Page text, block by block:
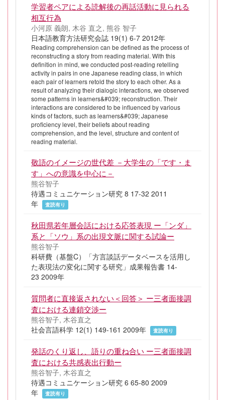
学習者ペアによる読解後の再話活動に見られる
相互行為
小河原 義朗, 木谷 直之, 熊谷 智子
日本語教育方法研究会誌 19(1) 6-7 2012年
Reading comprehension can be defined as the process of
reconstructing a story from reading material. With this
definition in mind, we conducted post-reading retelling
activity in pairs in one Japanese reading class, in which
each pair of learners retold the story to each other. As a
result of analyzing their dialogic interactions, we observed
some patterns in learners&#039; reconstruction. Their
interactions are considered to be influenced by various
kinds of factors, such as learners&#039; Japanese
proficiency level, their beliefs about reading
comprehension, and the level, structure and content of
reading material.
敬語のイメージの世代差 －大学生の「です・ま
す」への意識を中心に－
熊谷智子
待遇コミュニケーション研究 8 17-32 2011
年
査読有り
秋田県若年層会話における応答表現 ー「ンダ」
系と「ソウ」系の出現文脈に関する試論ー
熊谷智子
科研費（基盤C）「方言談話データベースを活用し
た表現法の変化に関する研究」成果報告書 14-
23 2009年
質問者に直接返されない＜回答＞ ー三者面接調
査における連鎖交渉ー
熊谷智子, 木谷直之
社会言語科学 12(1) 149-161 2009年
査読有り
発話のくり返し、語りの重ね合い ー三者面接調
査における共感表出行動ー
熊谷智子, 木谷直之
待遇コミュニケーション研究 6 65-80 2009
年
査読有り